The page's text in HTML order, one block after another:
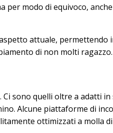
modo di equivoco,
attuale, permettendo
di non molti ragazzo.
sono quelli oltre a adatti in
Alcune piattaforme di
ottimizzati a molla